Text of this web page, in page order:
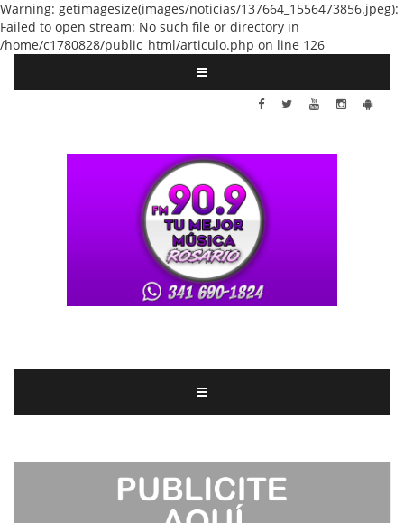
Warning: getimagesize(images/noticias/137664_1556473856.jpeg):
Failed to open stream: No such file or directory in
/home/c1780828/public_html/articulo.php on line 126